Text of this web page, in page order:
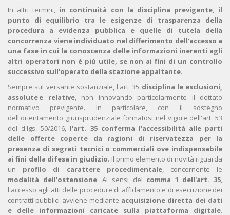
In altri termini, in continuità con la disciplina previgente, il
punto di equilibrio tra le esigenze di trasparenza della
procedura a evidenza pubblica e quelle di tutela della
concorrenza viene individuato nel differimento dell'accesso a
una fase in cui la conoscenza delle informazioni inerenti agli
altri operatori non è più utile, se non ai fini di un controllo
successivo sull'operato della stazione appaltante.
Sempre sul versante sostanziale, l'art. 35 disciplina le esclusioni,
assolute e relative, non innovando particolarmente il dettato
normativo previgente. In particolare, con il sostegno
dell'orientamento giurisprudenziale formatosi nel vigore dell'art. 53
del d.lgs. 50/2016, l'art. 35 conferma l'accessibilità alle parti
delle offerte coperte da ragioni di riservatezza per la
presenza di segreti tecnici o commerciali ove indispensabile
ai fini della difesa in giudizio. Il primo elemento di novità riguarda
un profilo di carattere procedimentale, concernente le
modalità dell'ostensione. Ai sensi del comma 1 dell'art. 35,
l'accesso agli atti delle procedure di affidamento e di esecuzione dei
contratti pubblici avviene mediante acquisizione diretta dei dati
e delle informazioni caricate sulla piattaforma digitale.